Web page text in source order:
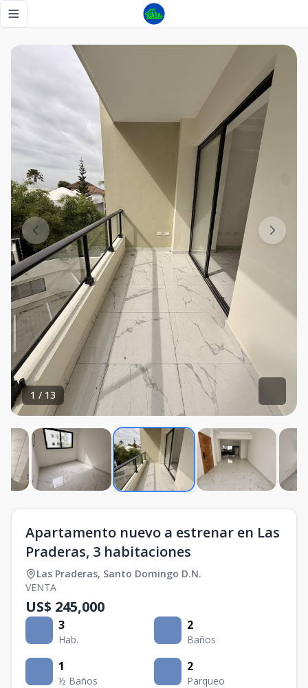
Toggle navigation menu
1 / 13
Apartamento nuevo a estrenar en Las
Praderas, 3 habitaciones
Las Praderas, Santo Domingo D.N.
VENTA
US$ 245,000
3
Hab.
2
Baños
1
½ Baños
2
Parqueo
Apartamento nuevo a estrenar en Las Praderas, 3